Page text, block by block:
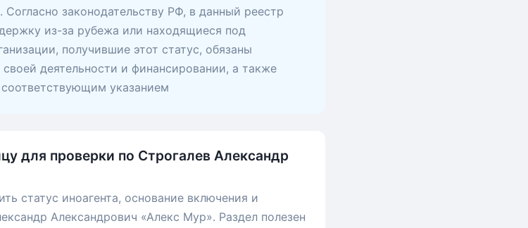
Согласно законодательству РФ, в данный реестр
из-за рубежа или находящиеся под
получившие этот статус, обязаны
деятельности и финансировании, а также
указанием
для проверки по Строгалев Александр
статус иноагента, основание включения и
Александрович «Алекс Мур». Раздел полезен